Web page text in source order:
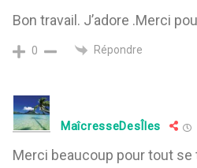
Bon travail. J’adore .Merci
0 Répondre
MaîcresseDesÎles
Merci beaucoup pour tout se